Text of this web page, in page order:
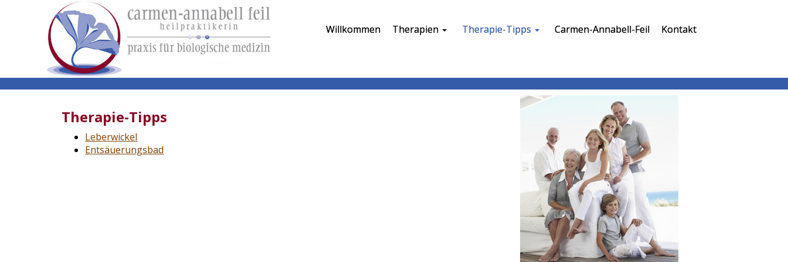
Willkommen Therapien Therapie-Tipps Carmen-Annabell-Feil Kontakt
Therapie-Tipps
Leberwickel
Entsäuerungsbad